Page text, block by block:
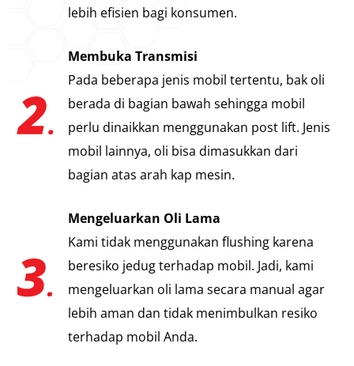
lebih efisien bagi konsumen.
Membuka Transmisi
Pada beberapa jenis mobil tertentu, bak oli
berada di bagian bawah sehingga mobil
perlu dinaikkan menggunakan post lift. Jenis
mobil lainnya, oli bisa dimasukkan dari
bagian atas arah kap mesin.
Mengeluarkan Oli Lama
Kami tidak menggunakan flushing karena
beresiko jedug terhadap mobil. Jadi, kami
mengeluarkan oli lama secara manual agar
lebih aman dan tidak menimbulkan resiko
terhadap mobil Anda.